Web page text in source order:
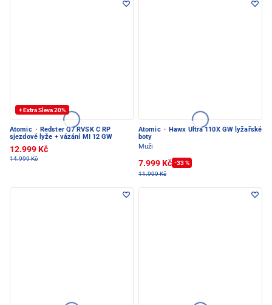
+ Extra Sleva 20%
Atomic · Redster Q7 RVSK C RP
sjezdové lyže + vázání MI 12 GW
12.999 Kč
14.999 Kč
Atomic · Hawx Ultra 110X GW lyžařské
boty
Muži
7.999 Kč -33 %
11.999 Kč